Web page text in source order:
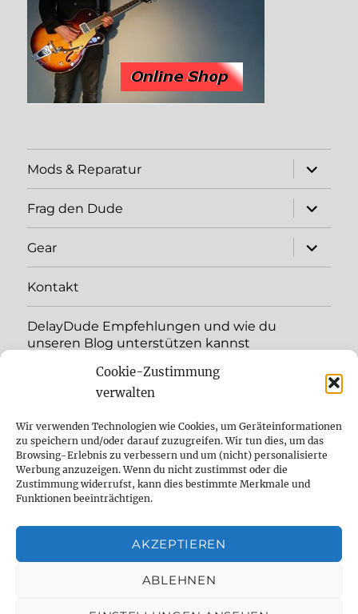
Cookie-Zustimmung
verwalten
Wir verwenden Technologien wie Cookies, um Geräteinformationen
zu speichern und/oder darauf zuzugreifen. Wir tun dies, um das
Browsing-Erlebnis zu verbessern und um (nicht) personalisierte
Werbung anzuzeigen. Wenn du nicht zustimmst oder die
Zustimmung widerrufst, kann dies bestimmte Merkmale und
Funktionen beeinträchtigen.
AKZEPTIEREN
ABLEHNEN
Mods & Reparatur
expand
child
menu
Frag den Dude
expand
child
menu
Gear
expand
child
menu
Kontakt
DelayDude Empfehlungen und wie du
unseren Blog unterstützen kannst
expand
child
YouTube
Instagram
Feed
Cookie Policy (EU)